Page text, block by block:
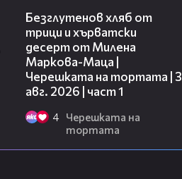
Безглутенов хляб от
трици и хърватски
десерт от Милена
Маркова-Маца |
Черешката на тортата | 3
авг. 2026 | част 1
4
Черешката на
тортата